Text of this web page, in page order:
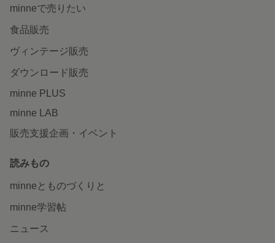
minneで売りたい
食品販売
ヴィンテージ販売
ダウンロード販売
minne PLUS
minne LAB
販売支援企画・イベント
読みもの
minneとものづくりと
minne学習帖
ニュース